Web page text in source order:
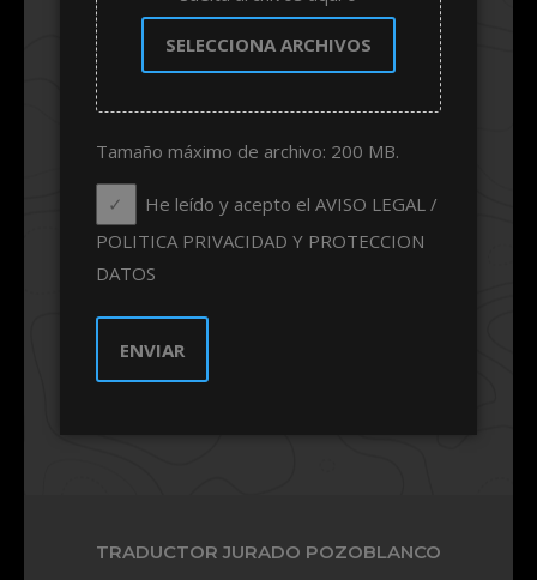
SELECCIONA ARCHIVOS
Tamaño máximo de archivo: 200 MB.
He leído y acepto el AVISO LEGAL /
POLITICA PRIVACIDAD Y PROTECCION
DATOS
TRADUCTOR JURADO POZOBLANCO